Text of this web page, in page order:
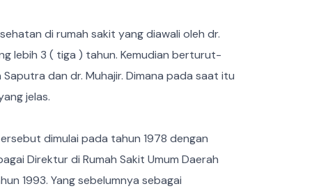
di rumah sakit yang diawali oleh dr.
lebih 3 ( tiga ) tahun. Kemudian berturut-
dan dr. Muhajir. Dimana pada saat itu
jelas.
dimulai pada tahun 1978 dengan
Direktur di Rumah Sakit Umum Daerah
1993. Yang sebelumnya sebagai